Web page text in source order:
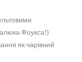
Фоукса!)
як чарівний